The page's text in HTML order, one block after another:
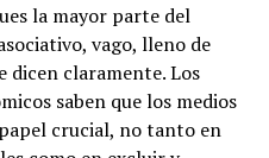
la mayor parte del
vago, lleno de
dicen claramente. Los
saben que los medios
crucial, no tanto en